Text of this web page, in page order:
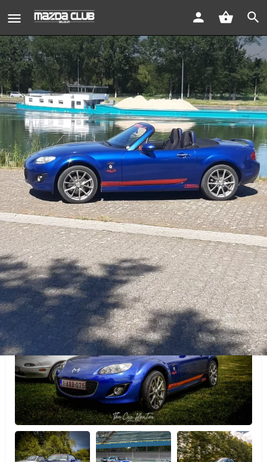
Mx5 anniversary 20 j
Bericht sturen Bookmark
Wagen Contact
Favoriet Delen Rapporteren
Gallery